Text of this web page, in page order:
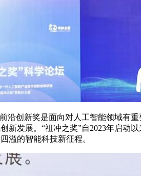
新奖是面向对人工智能领域有重
新发展。“祖冲之奖”自2023年启动
溢的智能科技新征程。